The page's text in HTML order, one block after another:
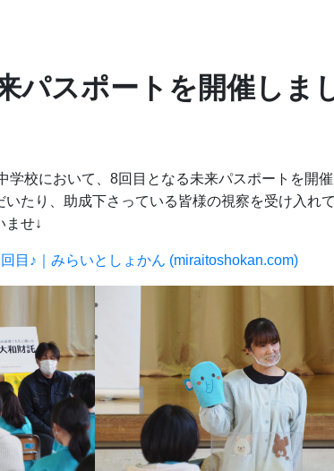
パスポートを開催しま
学校において、8回目となる未来パスポートを開
たり、助成下さっている皆様の視察を受け入れ
ませ↓
目♪｜みらいとしょかん (miraitoshokan.com)